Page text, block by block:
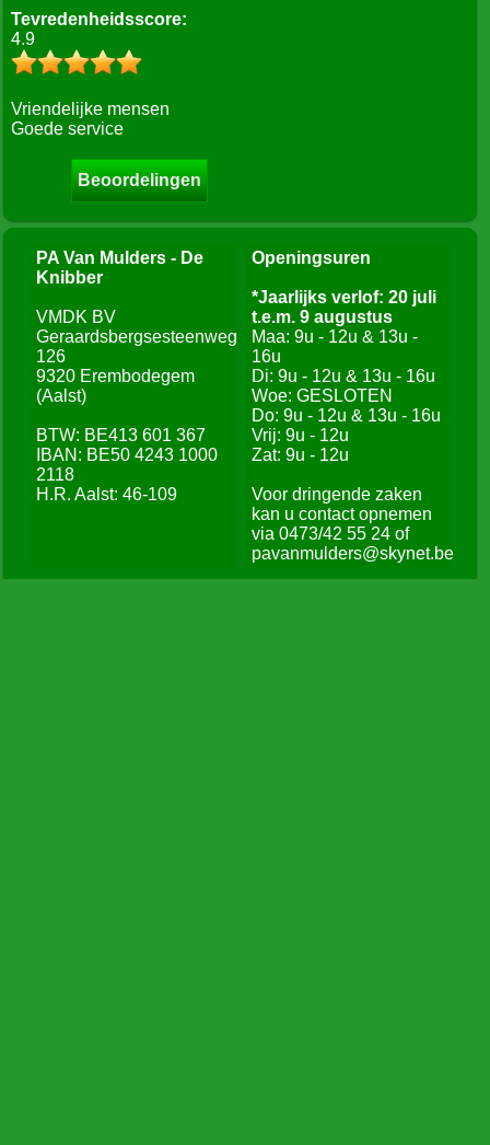
Tevredenheidsscore:
4.9
Vriendelijke mensen
Goede service
Beoordelingen
PA Van Mulders - De
Knibber
VMDK BV
Geraardsbergsesteenweg
126
9320 Erembodegem
(Aalst)
BTW: BE413 601 367
IBAN: BE50 4243 1000
2118
H.R. Aalst: 46-109
Openingsuren
*Jaarlijks verlof: 20 juli
t.e.m. 9 augustus
Maa: 9u - 12u & 13u -
16u
Di: 9u - 12u & 13u - 16u
Woe: GESLOTEN
Do: 9u - 12u & 13u - 16u
Vrij: 9u - 12u
Zat: 9u - 12u
Voor dringende zaken
kan u contact opnemen
via 0473/42 55 24 of
pavanmulders@skynet.be